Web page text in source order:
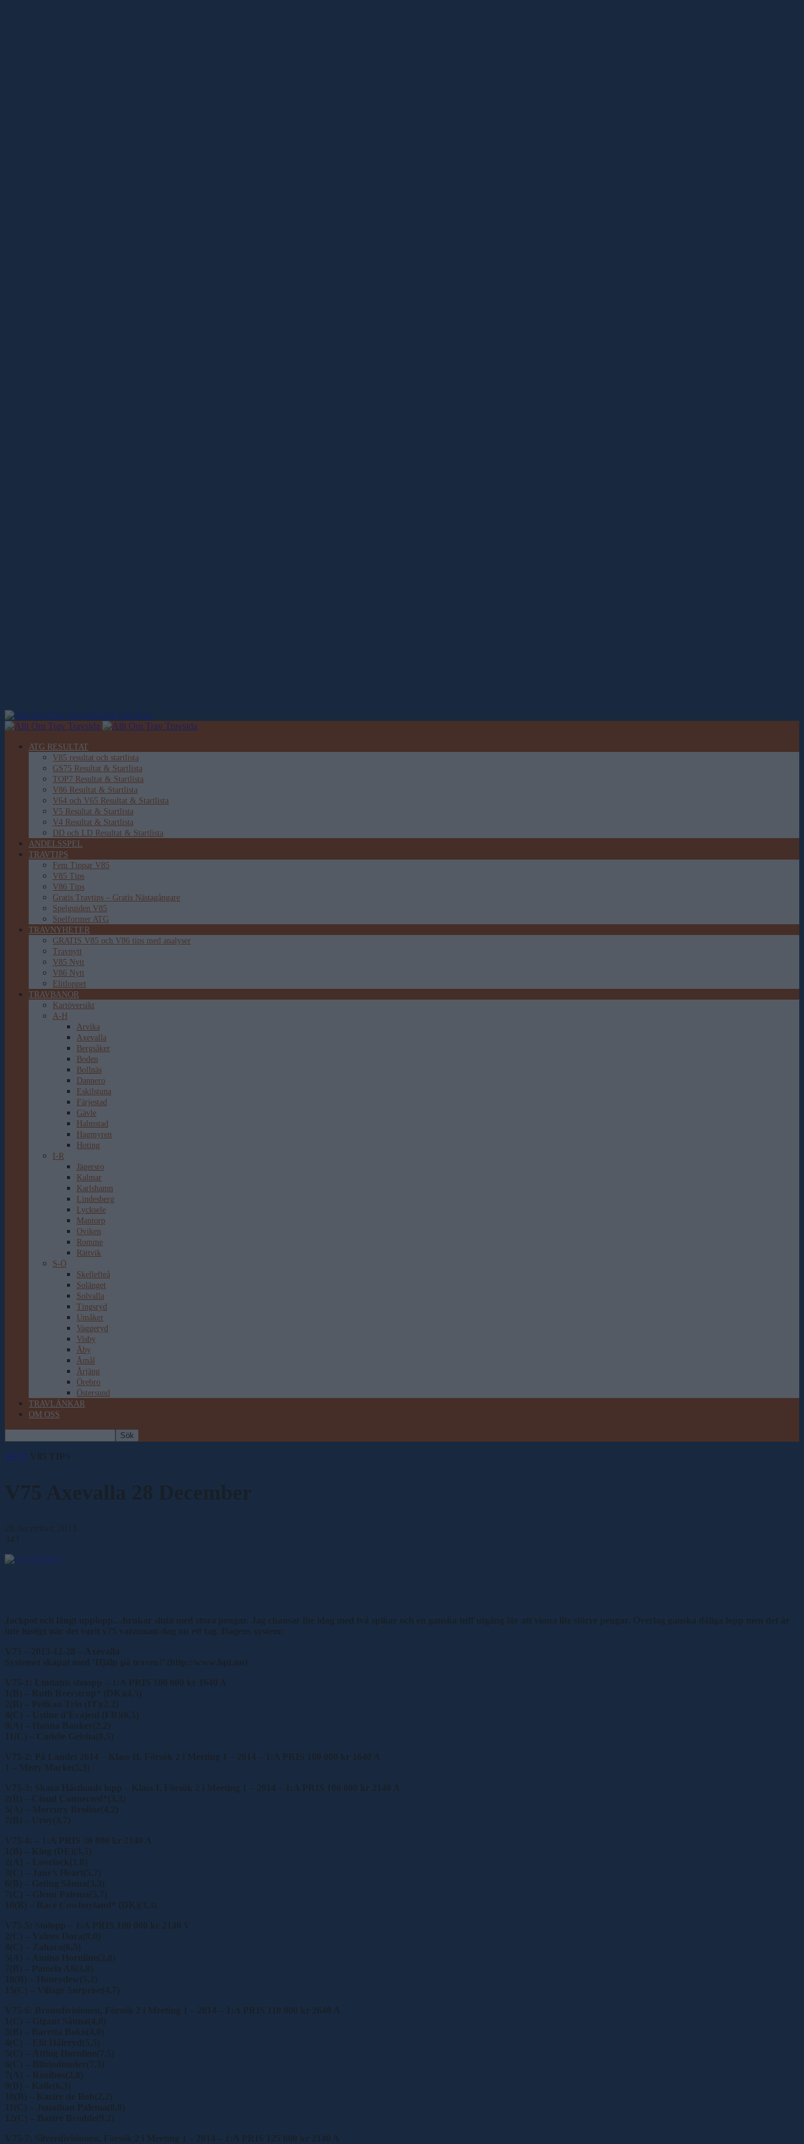
Allt Om Trav
ATG RESULTAT
V85 resultat och startlista
GS75 Resultat & Startlista
TOP7 Resultat & Startlista
V86 Resultat & Startlista
V64 och V65 Resultat & Startlista
V5 Resultat & Startlista
V4 Resultat & Startlista
DD och LD Resultat & Startlista
ANDELSSPEL
TRAVTIPS
Fem Tippar V85
V85 Tips
V86 Tips
Gratis Travtips – Gratis Nästagångare
Spelguiden V85
Spelformer ATG
TRAVNYHETER
GRATIS V85 och V86 tips med analyser
Travnytt
V85 Nytt
V86 Nytt
Elitloppet
TRAVBANOR
Kartöversikt
A-H
Arvika
Axevalla
Bergsåker
Boden
Bollnäs
Dannero
Eskilstuna
Färjestad
Gävle
Halmstad
Hagmyren
Hoting
I-R
Jägersro
Kalmar
Karlshamn
Lindesberg
Lycksele
Mantorp
Oviken
Romme
Rättvik
S-Ö
Skellefteå
Solänget
Solvalla
Tingsryd
Umåker
Vaggeryd
Visby
Åby
Åmål
Årjäng
Örebro
Östersund
TRAVLÄNKAR
OM OSS
HEM V85 TIPS
V75 Axevalla 28 December
28 december, 2013
343
Jackpot och långt upplopp…brukar sluta med stora pengar. Jag chansar lite idag med två spikar och en ganska tuff utgång för att vinna lite större pengar. Överlag ganska dåliga lopp men det är
inte lustigt när det varit v75 varannan dag nu ett tag. Dagens system:
V75 – 2013-12-28 – Axevalla
Systemet skapat med ’Hjälp på traven!’ (http://www.hpt.nu)
V75-1: Lindahls stolopp – 1:A PRIS 100 000 kr 1640 A
1(B) – Ruth Reerstrup* (DK)(4,5)
2(B) – Pelikan Trio (IT)(2,2)
4(C) – Ustine d’Ecajeul (FR)(6,5)
9(A) – Hanna Banker(2,2)
11(C) – Caddie Geisha(8,5)
V75-2: På Landet 2014 – Klass II, Försök 2 i Meeting 1 – 2014 – 1:A PRIS 100 000 kr 1640 A
1 – Misty Marke(5,3)
V75-3: Skara Hästlands lopp – Klass I, Försök 2 i Meeting 1 – 2014 – 1:A PRIS 100 000 kr 2140 A
2(B) – Cloud Connected*(3,3)
5(A) – Mercury Broline(4,2)
7(B) – Uroy(3,7)
V75-4: – 1:A PRIS 30 000 kr 2140 A
1(B) – King (DE)(3,5)
2(A) – Lovelock(1,8)
3(C) – Jane’s Heart(5,7)
6(B) – Geting Sånna(3,3)
7(C) – Glenn Palema(5,7)
10(B) – Race Cowboyland* (DK)(3,3)
V75-5: Stolopp – 1:A PRIS 100 000 kr 2140 V
2(C) – Valnes Dora(9,0)
4(C) – Zahara(6,5)
5(A) – Amina Hornline(2,8)
7(B) – Pamela Ali(3,8)
10(B) – Honeydew(5,2)
15(C) – Village Surprise(4,7)
V75-6: Bronsdivisionen, Försök 2 i Meeting 1 – 2014 – 1:A PRIS 110 000 kr 2640 A
1(C) – Gigant Sånna(4,8)
3(B) – Baretta Boko(4,0)
4(C) – Elit Håleryd(5,5)
5(C) – Åtting Hornline(7,5)
6(C) – Blixtodunder(7,3)
7(A) – Rooibos(2,8)
9(B) – Kalle(6,3)
10(B) – Kazire de Bob(2,2)
11(C) – Jonathan Palema(8,8)
12(C) – Bazire Brodde(9,2)
V75-7: Silverdivisionen, Försök 2 i Meeting 1 – 2014 – 1:A PRIS 125 000 kr 2140 A